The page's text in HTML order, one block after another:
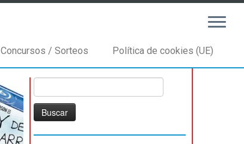
Concursos / Sorteos Política de cookies (UE)